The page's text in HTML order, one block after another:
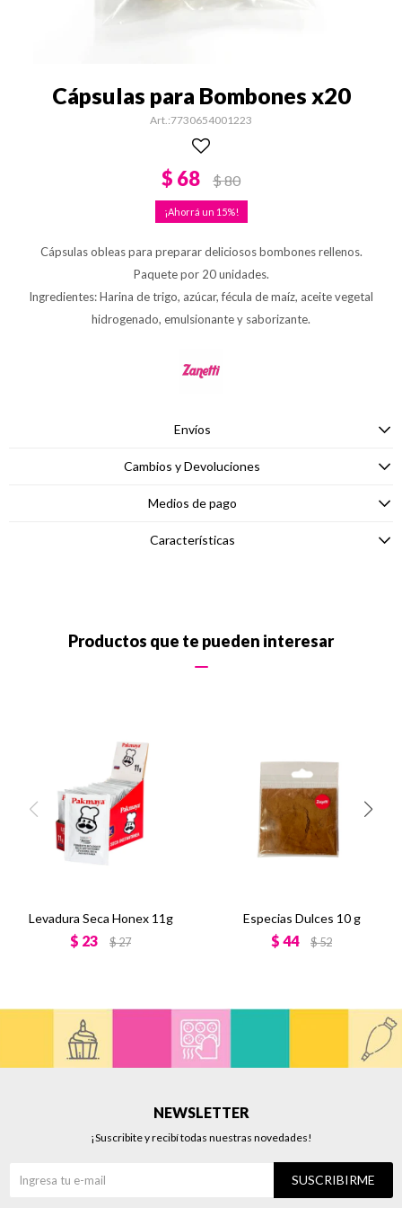
Cápsulas para Bombones x20
7730654001223
$ 68 $80
15
Cápsulas obleas para preparar deliciosos bombones rellenos.
Paquete por 20 unidades.
Ingredientes: Harina de trigo, azúcar, fécula de maíz, aceite vegetal
hidrogenado, emulsionante y saborizante.
Envíos
Cambios y Devoluciones
Medios de pago
Características
Productos que te pueden interesar
Levadura Seca Honex 11g
$ 23 $27
Especias Dulces 10 g
$ 44 $52
NEWSLETTER
¡Suscribite y recibí todas nuestras novedades!
SUSCRIBIRME